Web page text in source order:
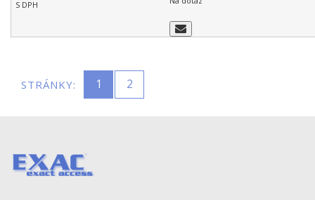
STRÁNKY: 1 2